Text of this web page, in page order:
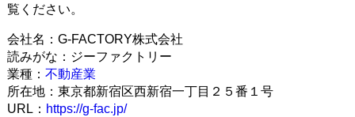
覧ください。
会社名：G-FACTORY株式会社
読みがな：ジーファクトリー
業種： 不動産業
所在地：東京都新宿区西新宿一丁目２５番１号
URL： https://g-fac.jp/